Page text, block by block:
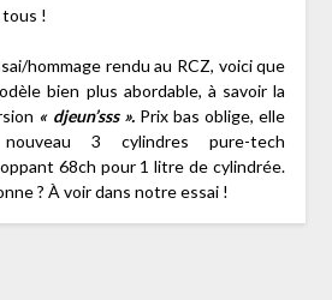
!
hommage rendu au RCZ, voici que
bien plus abordable, à savoir la
« djeun’sss ».Prix bas oblige, elle
3 cylindres pure-tech
68ch pour 1 litre de cylindrée.
? À voir dans notre essai !